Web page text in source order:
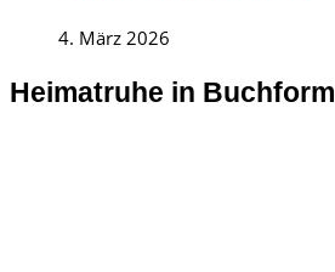
4. März 2026
Heimatruhe in Buchform